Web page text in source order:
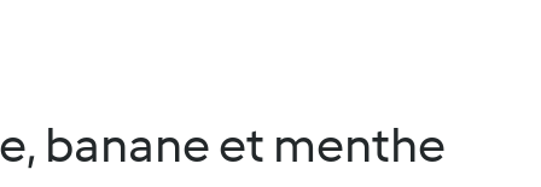
banane et menthe